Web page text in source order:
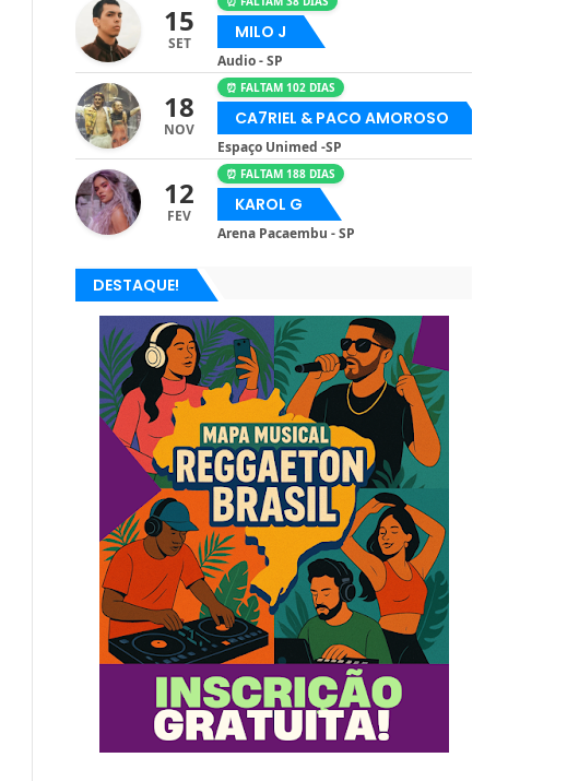
15
SET
MILO J
Audio - SP
18
NOV
⏰ FALTAM 102 DIAS
CA7RIEL & PACO AMOROSO
Espaço Unimed -SP
12
FEV
⏰ FALTAM 188 DIAS
KAROL G
Arena Pacaembu - SP
DESTAQUE!